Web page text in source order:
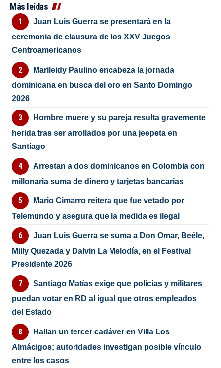
Más leídas
Juan Luis Guerra se presentará en la
ceremonia de clausura de los XXV Juegos
Centroamericanos
Marileidy Paulino encabeza la jornada
dominicana en busca del oro en Santo Domingo
2026
Hombre muere y su pareja resulta gravemente
herida tras ser arrollados por una jeepeta en
Santiago
Arrestan a dos dominicanos en Colombia con
millonaria suma de dinero y tarjetas bancarias
Mario Cimarro reitera que fue vetado por
Telemundo y asegura que la medida es ilegal
Juan Luis Guerra se suma a Don Omar, Beéle,
Milly Quezada y Dalvin La Melodía, en el Festival
Presidente 2026
Santiago Matías exige que policías y militares
puedan votar en RD al igual que otros empleados
del Estado
Hallan un tercer cadáver en Villa Los
Almácigos; autoridades investigan posible vínculo
entre los casos